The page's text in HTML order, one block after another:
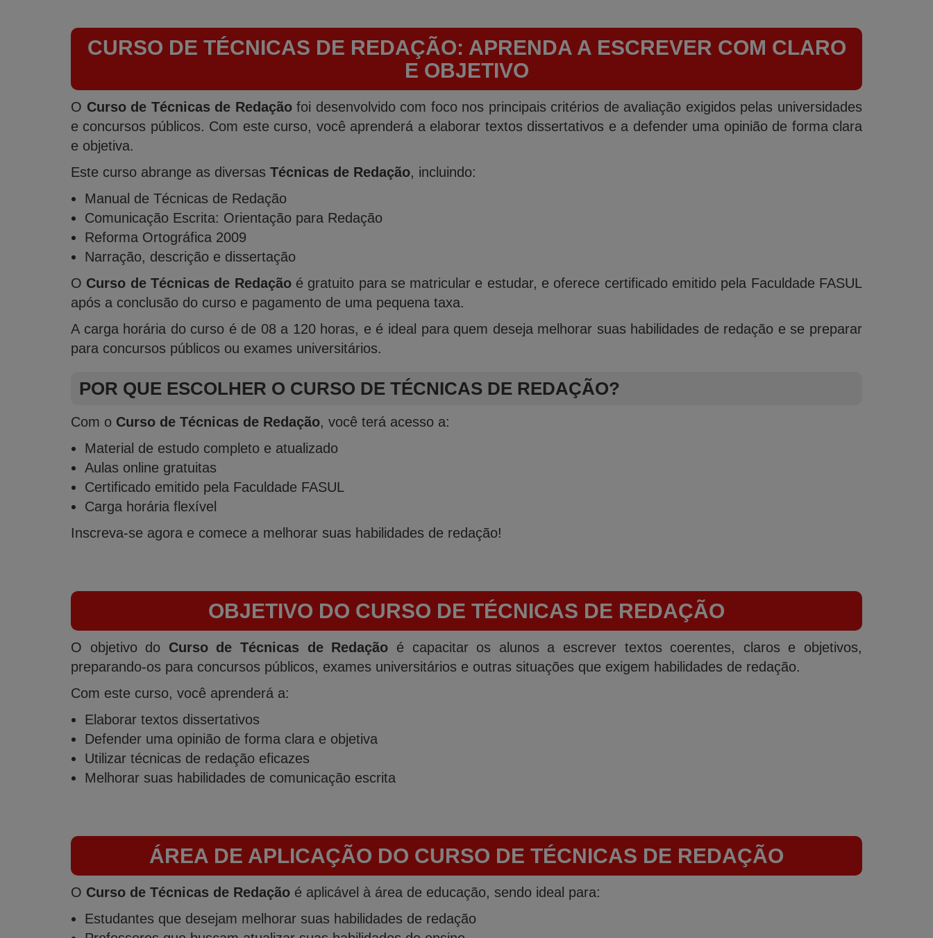
CURSO DE TÉCNICAS DE REDAÇÃO: APRENDA A ESCREVER COM CLARO
E OBJETIVO
O Curso de Técnicas de Redaçãofoi desenvolvido com foco nos principais critérios de avaliação exigidos pelas universidades
e concursos públicos. Com este curso, você aprenderá a elaborar textos dissertativos e a defender uma opinião de forma clara
e objetiva.
Este curso abrange as diversas Técnicas de Redação, incluindo:
Manual de Técnicas de Redação
Comunicação Escrita: Orientação para Redação
Reforma Ortográfica 2009
Narração, descrição e dissertação
O Curso de Técnicas de Redaçãoé gratuito para se matricular e estudar, e oferece certificado emitido pela Faculdade FASUL
após a conclusão do curso e pagamento de uma pequena taxa.
A carga horária do curso é de 08 a 120 horas, e é ideal para quem deseja melhorar suas habilidades de redação e se preparar
para concursos públicos ou exames universitários.
POR QUE ESCOLHER O CURSO DE TÉCNICAS DE REDAÇÃO?
Com o Curso de Técnicas de Redação, você terá acesso a:
Material de estudo completo e atualizado
Aulas online gratuitas
Certificado emitido pela Faculdade FASUL
Carga horária flexível
Inscreva-se agora e comece a melhorar suas habilidades de redação!
OBJETIVO DO CURSO DE TÉCNICAS DE REDAÇÃO
O objetivo do Curso de Técnicas de Redação é capacitar os alunos a escrever textos coerentes, claros e objetivos,
preparando-os para concursos públicos, exames universitários e outras situações que exigem habilidades de redação.
Com este curso, você aprenderá a:
Elaborar textos dissertativos
Defender uma opinião de forma clara e objetiva
Utilizar técnicas de redação eficazes
Melhorar suas habilidades de comunicação escrita
ÁREA DE APLICAÇÃO DO CURSO DE TÉCNICAS DE REDAÇÃO
O Curso de Técnicas de Redação é aplicável à área de educação, sendo ideal para:
Estudantes que desejam melhorar suas habilidades de redação